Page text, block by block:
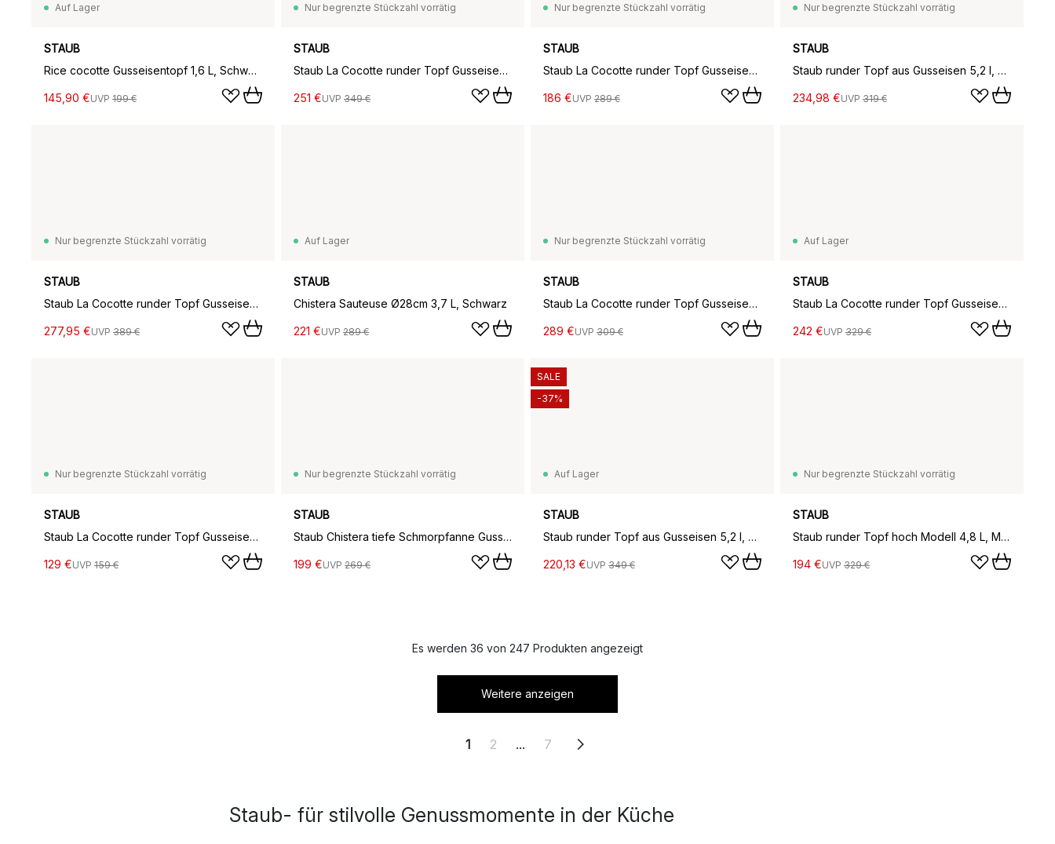
Auf Lager
STAUB
Rice cocotte Gusseisentopf 1,6 L, Schwarz
145,90 €UVP 199 €
Nur begrenzte Stückzahl vorrätig
STAUB
Staub La Cocotte runder Topf Gusseisen 5,2 l, Cherry Blossom
251 €UVP 349 €
Nur begrenzte Stückzahl vorrätig
STAUB
Staub La Cocotte runder Topf Gusseisen 2,6 L, Granatrot
186 €UVP 289 €
Nur begrenzte Stückzahl vorrätig
STAUB
Staub runder Topf aus Gusseisen 5,2 l, Salvia
234,98 €UVP 319 €
Nur begrenzte Stückzahl vorrätig
STAUB
Staub La Cocotte runder Topf Gusseisen 6,7 L, Eukalyptus
277,95 €UVP 389 €
Auf Lager
STAUB
Chistera Sauteuse Ø28cm 3,7 L, Schwarz
221 €UVP 289 €
Nur begrenzte Stückzahl vorrätig
STAUB
Staub La Cocotte runder Topf Gusseisen 3,8 L, Cherry Blossom
289 €UVP 309 €
Auf Lager
STAUB
Staub La Cocotte runder Topf Gusseisen 3,8 L, Basilikumgrün
242 €UVP 329 €
Nur begrenzte Stückzahl vorrätig
STAUB
Staub La Cocotte runder Topf Gusseisen 1,2 L, Grafitgrau
129 €UVP 159 €
Nur begrenzte Stückzahl vorrätig
STAUB
Staub Chistera tiefe Schmorpfanne Gusseisen Ø24 cm, Basilikumgrün
199 €UVP 269 €
Auf Lager
STAUB
Staub runder Topf aus Gusseisen 5,2 l, Schwarz
220,13 €UVP 349 €
SALE
-37%
Nur begrenzte Stückzahl vorrätig
STAUB
Staub runder Topf hoch Modell 4,8 L, Mattschwarz
194 €UVP 329 €
Es werden 36 von 247 Produkten angezeigt
Weitere anzeigen
1 2 ... 7
Staub- für stilvolle Genussmomente in der Küche